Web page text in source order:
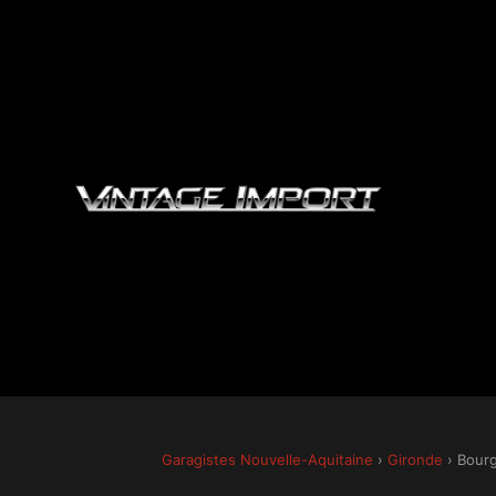
Garagistes Nouvelle-Aquitaine › Gironde ›